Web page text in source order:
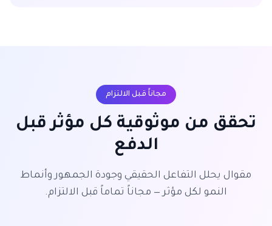
مجاناً قبل الالتزام
تحقق من موثوقية كل مؤثر قبل
الدفع
مقوال يحلل التفاعل الحقيقي وجودة الجمهور وأنماط
النمو لكل مؤثر — مجاناً تماماً قبل الالتزام.